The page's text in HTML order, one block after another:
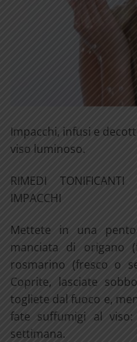
Impacchi, infusi e
viso luminoso.
RIMEDI TONIFICANTI
IMPACCHI
Mettete in una
manciata di origano
rosmarino (fresco o
Coprite, lasciate
togliete dal fuoco e,
fate suffumigi al
settimana.